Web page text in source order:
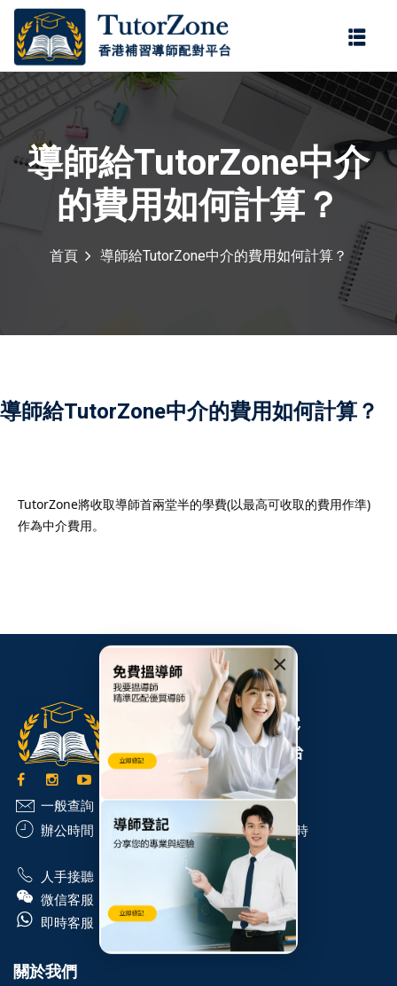
×
導師給TutorZone中介
的費用如何計算？
首頁 導師給TutorZone中介的費用如何計算？
導師給TutorZone中介的費用如何計算？
TutorZone將收取導師首兩堂半的學費(以最高可收取的費用作準)
作為中介費用。
一般查詢：info@TutorZone.com.hk
辦公時間：
星期一至六 - 上午 9 時至下午 6 時
WhatsApp 星期一至日 - 24 小時
人手接聽：
+852 6828 1809
微信客服：
+852 6828 1809
即時客服：+852 9061 3106
關於我們
登錄
忘記密碼?